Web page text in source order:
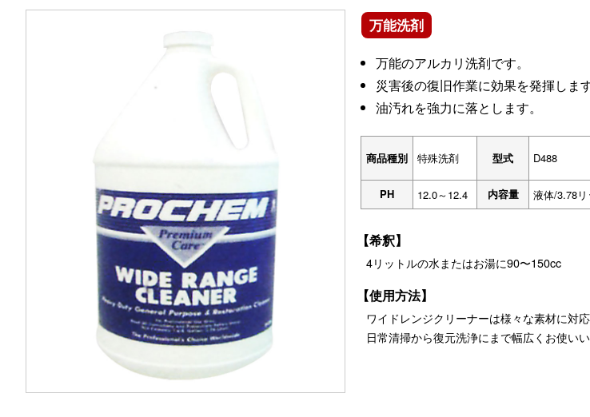
万能洗剤
万能のアルカリ洗剤です。
災害後の復旧作業に効果を発揮します
油汚れを強力に落とします。
商品種別 特殊洗剤 型式 D488
PH
12.0～12.4 内容量 液体/3.78
【希釈】
4リットルの水またはお湯に90〜150cc
【使用方法】
ワイドレンジクリーナーは様々な素材に対
日常清掃から復元洗浄にまで幅広くお使いい